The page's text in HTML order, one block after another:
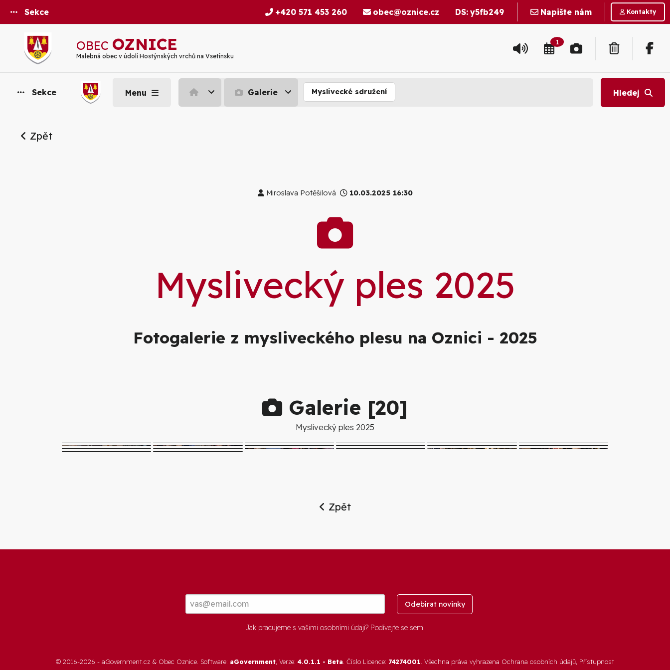
Sekce +420 571 453 260 obec@oznice.cz DS: y5fb249 Napište nám Kontakty
OBEC OZNICE
Malebná obec v údolí Hostýnských vrchů na Vsetínsku
1
Sekce Menu Galerie Myslivecké sdružení Hledej
Zpět
Miroslava Potěšilová 10.03.2025 16:30
Galerie
Myslivecký ples 2025
Fotogalerie z mysliveckého plesu na Oznici - 2025
Galerie [20]
Myslivecký ples 2025
Zpět
Odebírat novinky
Jak pracujeme s vašimi osobními údaji? Podívejte se sem.
© 2016-2026 - aGovernment.cz & Obec Oznice. Software: aGovernment, Verze: 4.0.1.1 - Beta. Číslo Licence: 74274001. Všechna práva vyhrazena Ochrana osobních údajů, Přístupnost